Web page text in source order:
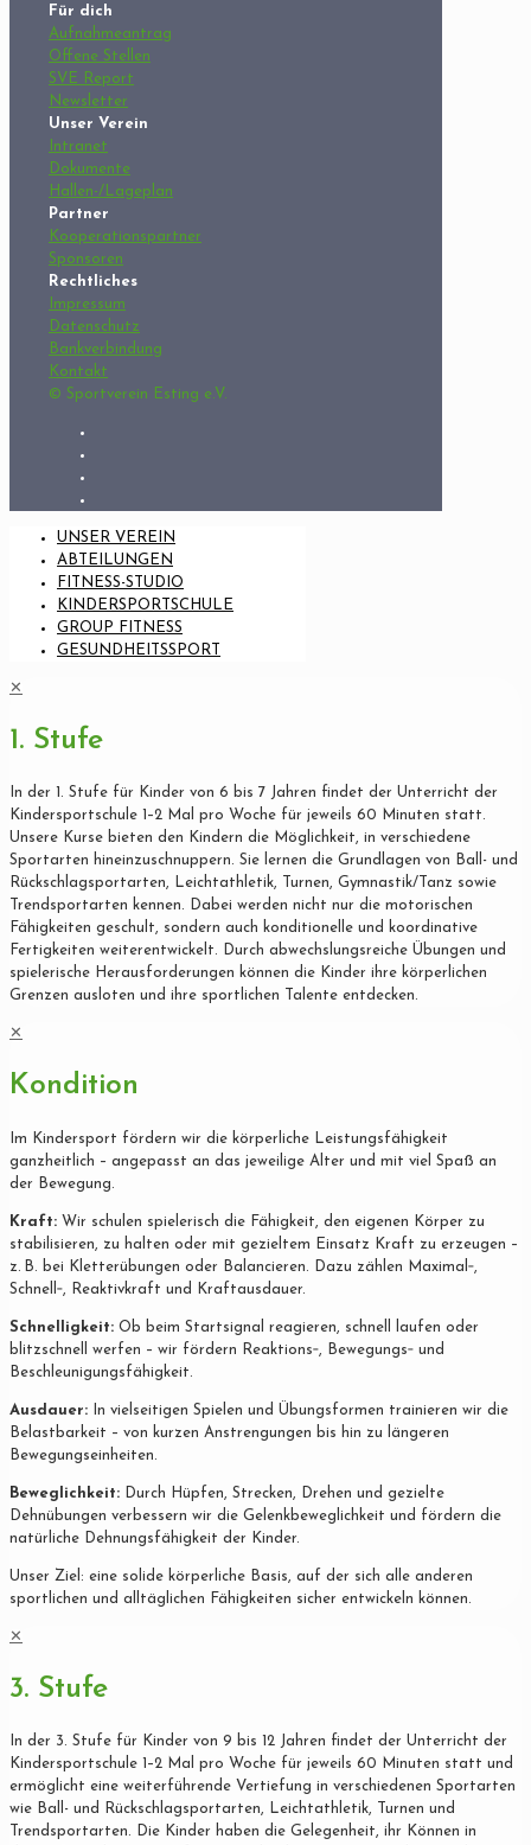
Für dich
Aufnahmeantrag
Offene Stellen
SVE Report
Newsletter
Unser Verein
Intranet
Dokumente
Hallen-/Lageplan
Partner
Kooperationspartner
Sponsoren
Rechtliches
Impressum
Datenschutz
Bankverbindung
Kontakt
© Sportverein Esting e.V.
UNSER VEREIN
ABTEILUNGEN
FITNESS-STUDIO
KINDERSPORTSCHULE
GROUP FITNESS
GESUNDHEITSSPORT
✕
1. Stufe
In der 1. Stufe für Kinder von 6 bis 7 Jahren findet der Unterricht der
Kindersportschule 1–2 Mal pro Woche für jeweils 60 Minuten statt.
Unsere Kurse bieten den Kindern die Möglichkeit, in verschiedene
Sportarten hineinzuschnuppern. Sie lernen die Grundlagen von Ball- und
Rückschlagsportarten, Leichtathletik, Turnen, Gymnastik/Tanz sowie
Trendsportarten kennen. Dabei werden nicht nur die motorischen
Fähigkeiten geschult, sondern auch konditionelle und koordinative
Fertigkeiten weiterentwickelt. Durch abwechslungsreiche Übungen und
spielerische Herausforderungen können die Kinder ihre körperlichen
Grenzen ausloten und ihre sportlichen Talente entdecken.
✕
Kondition
Im Kindersport fördern wir die körperliche Leistungsfähigkeit
ganzheitlich – angepasst an das jeweilige Alter und mit viel Spaß an
der Bewegung.
Kraft: Wir schulen spielerisch die Fähigkeit, den eigenen Körper zu
stabilisieren, zu halten oder mit gezieltem Einsatz Kraft zu erzeugen –
z. B. bei Kletterübungen oder Balancieren. Dazu zählen Maximal‐,
Schnell‐, Reaktivkraft und Kraftausdauer.
Schnelligkeit: Ob beim Startsignal reagieren, schnell laufen oder
blitzschnell werfen – wir fördern Reaktions‐, Bewegungs‐ und
Beschleunigungsfähigkeit.
Ausdauer: In vielseitigen Spielen und Übungsformen trainieren wir die
Belastbarkeit – von kurzen Anstrengungen bis hin zu längeren
Bewegungseinheiten.
Beweglichkeit: Durch Hüpfen, Strecken, Drehen und gezielte
Dehnübungen verbessern wir die Gelenkbeweglichkeit und fördern die
natürliche Dehnungsfähigkeit der Kinder.
Unser Ziel: eine solide körperliche Basis, auf der sich alle anderen
sportlichen und alltäglichen Fähigkeiten sicher entwickeln können.
✕
3. Stufe
In der 3. Stufe für Kinder von 9 bis 12 Jahren findet der Unterricht der
Kindersportschule 1–2 Mal pro Woche für jeweils 60 Minuten statt und
ermöglicht eine weiterführende Vertiefung in verschiedenen Sportarten
wie Ball- und Rückschlagsportarten, Leichtathletik, Turnen und
Trendsportarten. Die Kinder haben die Gelegenheit, ihr Können in